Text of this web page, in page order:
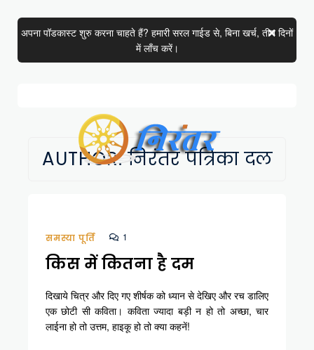
अपना पॉडकास्ट शुरु करना चाहते हैं? हमारी सरल गाईड से, बिना खर्च, तीन दिनों
में लाँच करें।
AUTHOR: निरंतर पत्रिका दल
समस्या पूर्ति 1
किस में कितना है दम
दिखाये चित्र और दिए गए शीर्षक को ध्यान से देखिए और रच डालिए
एक छोटी सी कविता। कविता ज्यादा बड़ी न हो तो अच्छा, चार
लाईना हो तो उत्तम, हाइकू हो तो क्या कहनें!